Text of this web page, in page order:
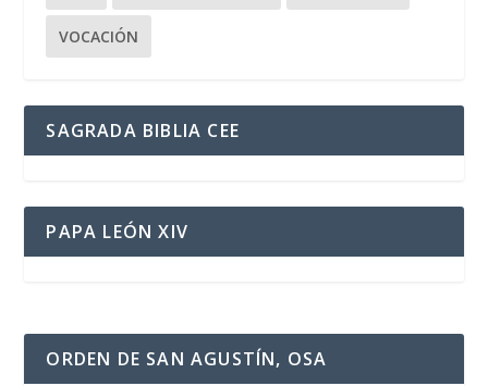
VOCACIÓN
SAGRADA BIBLIA CEE
PAPA LEÓN XIV
ORDEN DE SAN AGUSTÍN, OSA